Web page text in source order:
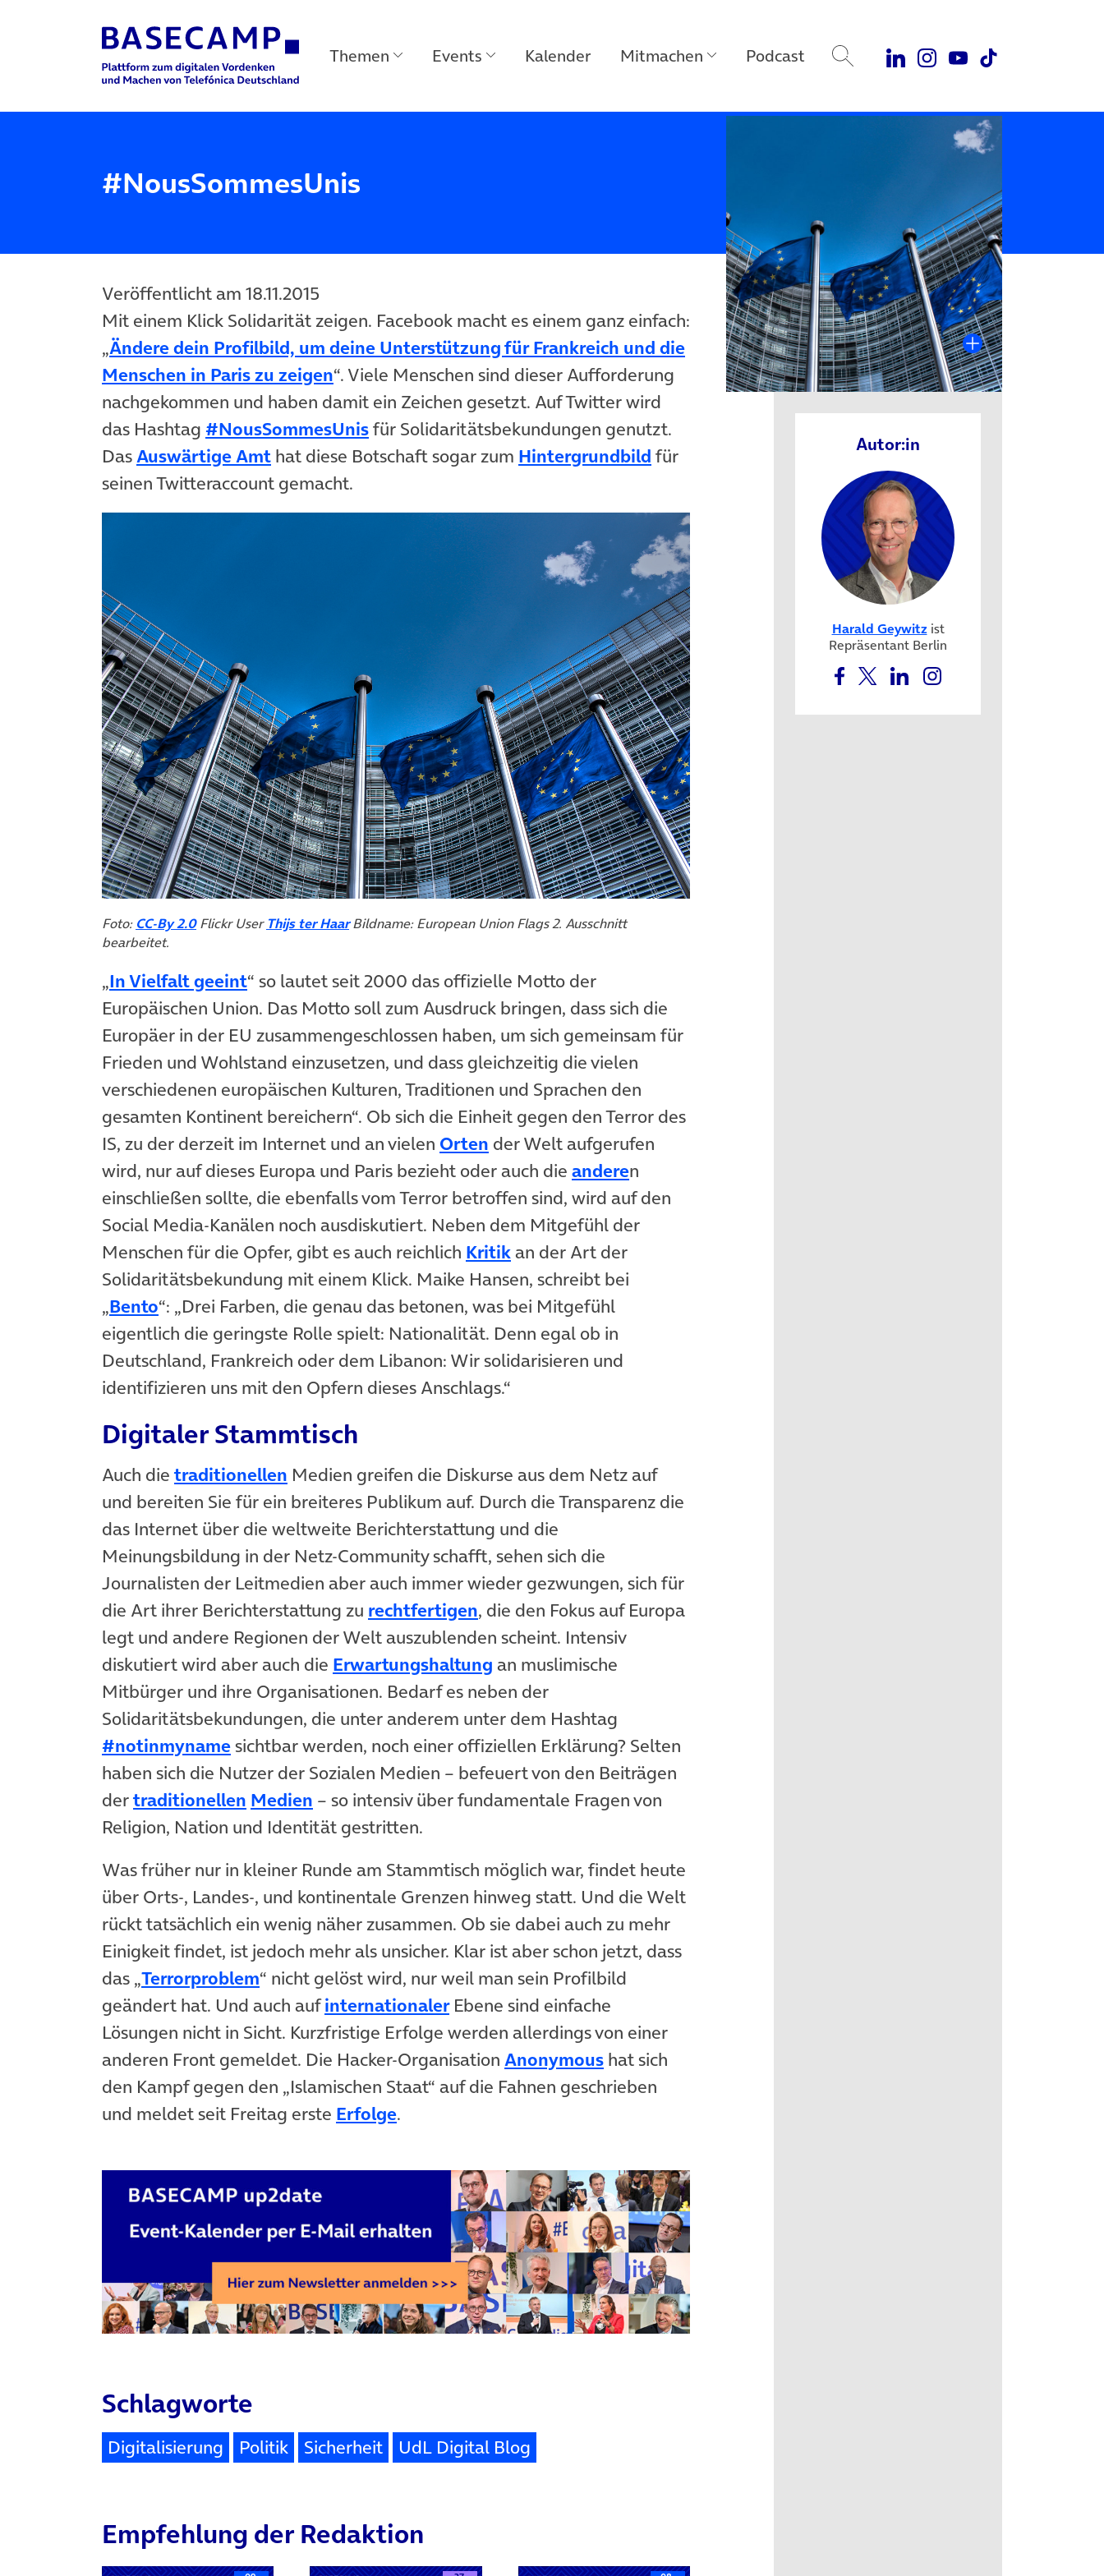
Main Navigation Themen Events Kalender Mitmachen Podcast
#NousSommesUnis
Veröffentlicht am 18.11.2015
Mit einem Klick Solidarität zeigen. Facebook macht es einem ganz einfach:
„Ändere dein Profilbild, um deine Unterstützung für Frankreich und die
Menschen in Paris zu zeigen“. Viele Menschen sind dieser Aufforderung
nachgekommen und haben damit ein Zeichen gesetzt. Auf Twitter wird
das Hashtag #NousSommesUnisfür Solidaritätsbekundungen genutzt.
DasAuswärtige Amt hat diese Botschaft sogar zum Hintergrundbild für
seinen Twitteraccount gemacht.
Foto: CC-By 2.0(öffnet in neuem Tab)
Flickr User Thijs ter Haar(öffnet in neuem Tab)
Bildname: European Union Flags 2. Ausschnitt
bearbeitet.
„In Vielfalt geeint“ so lautet seit 2000 das offizielle Motto der
Europäischen Union. Das Motto soll zum Ausdruck bringen, dass sich die
Europäer in der EU zusammengeschlossen haben, um sich gemeinsam für
Frieden und Wohlstand einzusetzen, und dass gleichzeitig die vielen
verschiedenen europäischen Kulturen, Traditionen und Sprachen den
gesamten Kontinent bereichern“. Ob sich die Einheit gegen den Terror des
IS, zu der derzeit im Internet und an vielen Orten der Welt aufgerufen
wird, nur auf dieses Europa und Paris bezieht oder auch die anderen
einschließen sollte, die ebenfalls vom Terror betroffen sind, wird auf den
Social Media-Kanälen noch ausdiskutiert. Neben dem Mitgefühl der
Menschen für die Opfer, gibt es auch reichlich Kritikan der Art der
Solidaritätsbekundung mit einem Klick. Maike Hansen, schreibt bei
„Bento“: „Drei Farben, die genau das betonen, was bei Mitgefühl
eigentlich die geringste Rolle spielt: Nationalität. Denn egal ob in
Deutschland, Frankreich oder dem Libanon: Wir solidarisieren und
identifizieren uns mit den Opfern dieses Anschlags.“
Digitaler Stammtisch
Auch die traditionellen Medien greifen die Diskurse aus dem Netz auf
und bereiten Sie für ein breiteres Publikum auf. Durch die Transparenz die
das Internet über die weltweite Berichterstattung und die
Meinungsbildung in der Netz-Community schafft, sehen sich die
Journalisten der Leitmedien aber auch immer wieder gezwungen, sich für
die Art ihrer Berichterstattung zu rechtfertigen, die den Fokus auf Europa
legt und andere Regionen der Welt auszublenden scheint. Intensiv
diskutiert wird aber auch die Erwartungshaltung an muslimische
Mitbürger und ihre Organisationen. Bedarf es neben der
Solidaritätsbekundungen, die unter anderem unter dem Hashtag
#notinmynamesichtbar werden, noch einer offiziellen Erklärung? Selten
haben sich die Nutzer der Sozialen Medien – befeuert von den Beiträgen
dertraditionellen Medien – so intensiv über fundamentale Fragen von
Religion, Nation und Identität gestritten.
Was früher nur in kleiner Runde am Stammtisch möglich war, findet heute
über Orts-, Landes-, und kontinentale Grenzen hinweg statt. Und die Welt
rückt tatsächlich ein wenig näher zusammen. Ob sie dabei auch zu mehr
Einigkeit findet, ist jedoch mehr als unsicher. Klar ist aber schon jetzt, dass
das „Terrorproblem“ nicht gelöst wird, nur weil man sein Profilbild
geändert hat. Und auch aufinternationalerEbene sind einfache
Lösungen nicht in Sicht. Kurzfristige Erfolge werden allerdings von einer
anderen Front gemeldet. Die Hacker-Organisation Anonymous hat sich
den Kampf gegen den „Islamischen Staat“ auf die Fahnen geschrieben
und meldet seit Freitag erste Erfolge.
Schlagworte
Digitalisierung Politik Sicherheit UdL Digital Blog
Empfehlung der Redaktion
Autor:in
Harald Geywitzist
Repräsentant Berlin